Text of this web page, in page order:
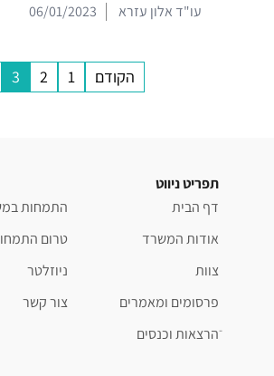
עו"ד אלון עזרא 06/01/2023
הקודם 1
2
3
תפריט ניווט
דף הבית
אודות המשרד
צוות
פרסומים ומאמרים
ֿהרצאות וכנסים
התמחות
טרום
ניוזלטר
צור קשר